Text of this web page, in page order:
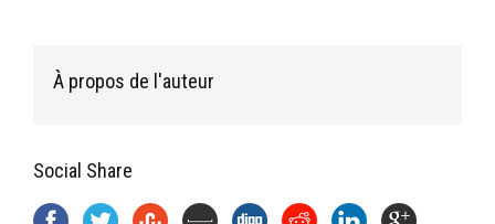
À propos de l'auteur
Social Share